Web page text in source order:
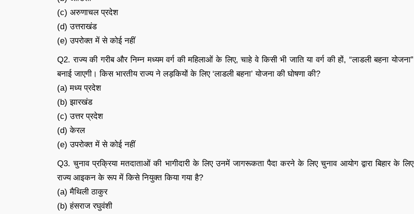
(c) अरुणाचल प्रदेश
(d) उत्तराखंड
(e) उपरोक्त में से कोई नहीं
Q2. राज्य की गरीब और निम्न मध्यम वर्ग की महिलाओं के लिए, चाहे वे किसी भी जाति या वर्ग की हों, “लाडली बहना योजना”
बनाई जाएगी। किस भारतीय राज्य ने लड़कियों के लिए ‘लाडली बहना’ योजना की घोषणा की?
(a) मध्य प्रदेश
(b) झारखंड
(c) उत्तर प्रदेश
(d) केरल
(e) उपरोक्त में से कोई नहीं
Q3. चुनाव प्रक्रिया मतदाताओं की भागीदारी के लिए उनमें जागरूकता पैदा करने के लिए चुनाव आयोग द्वारा बिहार के लिए
राज्य आइकन के रूप में किसे नियुक्त किया गया है?
(a) मैथिली ठाकुर
(b) हंसराज रघुवंशी